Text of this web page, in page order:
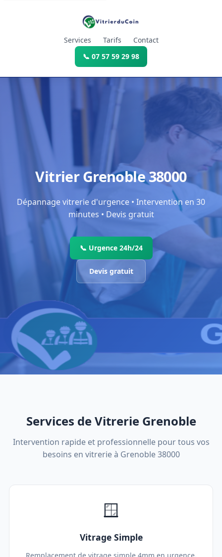
Services Tarifs
Contact
📞 07 57 59 29 98
Vitrier Grenoble 38000
Dépannage vitrerie d'urgence • Intervention en 30
minutes • Devis gratuit
📞 Urgence 24h/24
Devis gratuit
Services de Vitrerie Grenoble
Intervention rapide et professionnelle pour tous vos
besoins en vitrerie à Grenoble 38000
🪟
Vitrage Simple